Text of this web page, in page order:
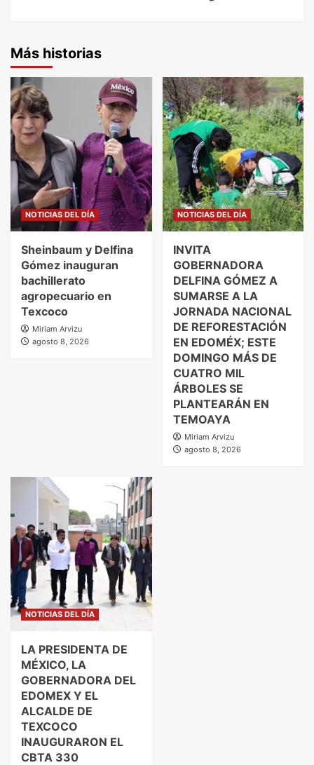
Más historias
NOTICIAS DEL DÍA
Sheinbaum y Delfina
Gómez inauguran
bachillerato
agropecuario en
Texcoco
Miriam Arvizu
agosto 8, 2026
NOTICIAS DEL DÍA
INVITA
GOBERNADORA
DELFINA GÓMEZ A
SUMARSE A LA
JORNADA NACIONAL
DE REFORESTACIÓN
EN EDOMÉX; ESTE
DOMINGO MÁS DE
CUATRO MIL
ÁRBOLES SE
PLANTEARÁN EN
TEMOAYA
Miriam Arvizu
agosto 8, 2026
NOTICIAS DEL DÍA
LA PRESIDENTA DE
MÉXICO, LA
GOBERNADORA DEL
EDOMEX Y EL
ALCALDE DE
TEXCOCO
INAUGURARON EL
CBTA 330